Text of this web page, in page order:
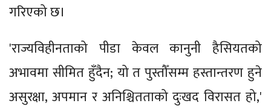
गरिएको छ।
'राज्यविहीनताको पीडा केवल कानुनी हैसियतको
अभावमा सीमित हुँदैन; यो त पुस्तौँसम्म हस्तान्तरण हुने
असुरक्षा, अपमान र अनिश्चितताको दुःखद विरासत हो,'